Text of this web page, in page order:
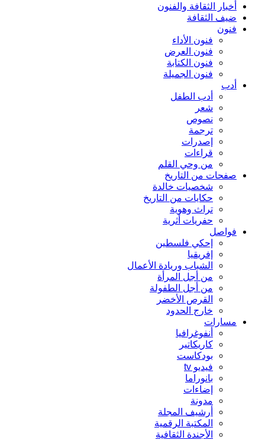
أخبار الثقافة والفنون
ضيف الثقافة
فنون
فنون الأداء
فنون العرض
فنون الكتابة
فنون الجميلة
أدب
أدب الطفل
شعر
نصوص
ترجمة
إصدرات
قراءات
من وحي القلم
صفحات من التاريخ
شخصيات خالدة
حكايات من التاريخ
تراث وهوية
حفريات أثرية
فواصل
إحكي فلسطين
إفريقيا
الشباب وريادة الأعمال
من أجل المرأة
من أجل الطفولة
القرص الأخضر
خارج الحدود
مسارات
أنفوغرافيا
كاريكاتير
بودكاست
فيديو tv
بانوراما
إضاءات
مدونة
أرشيف المجلة
المكتبة الرقمية
الأجندة الثقافية